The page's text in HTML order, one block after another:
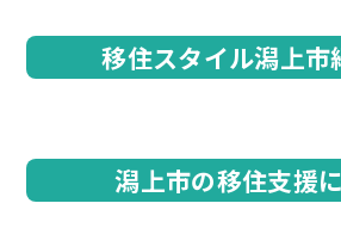
移住スタイル潟上市
潟上市の移住支援